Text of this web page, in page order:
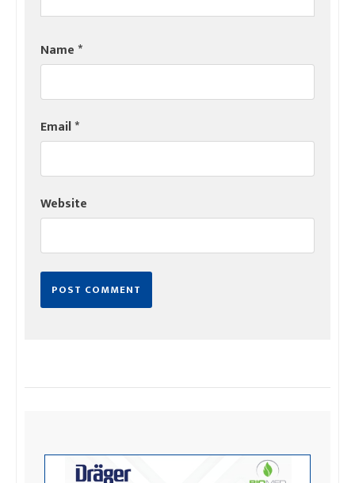
Name*
Email*
Website